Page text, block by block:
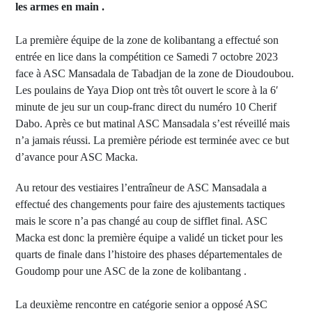
les armes en main .
La première équipe de la zone de kolibantang a effectué son
entrée en lice dans la compétition ce Samedi 7 octobre 2023
face à ASC Mansadala de Tabadjan de la zone de Dioudoubou.
Les poulains de Yaya Diop ont très tôt ouvert le score à la 6′
minute de jeu sur un coup-franc direct du numéro 10 Cherif
Dabo. Après ce but matinal ASC Mansadala s’est réveillé mais
n’a jamais réussi. La première période est terminée avec ce but
d’avance pour ASC Macka.
Au retour des vestiaires l’entraîneur de ASC Mansadala a
effectué des changements pour faire des ajustements tactiques
mais le score n’a pas changé au coup de sifflet final. ASC
Macka est donc la première équipe a validé un ticket pour les
quarts de finale dans l’histoire des phases départementales de
Goudomp pour une ASC de la zone de kolibantang .
La deuxième rencontre en catégorie senior a opposé ASC